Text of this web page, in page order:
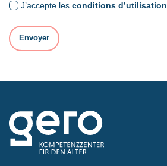
J’accepte les conditions d’utilisation